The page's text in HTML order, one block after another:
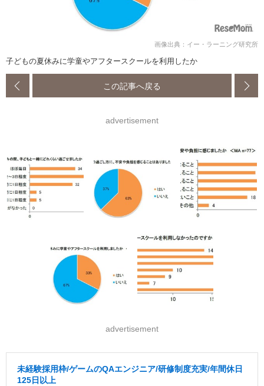
画像出典：イー・ラーニング研究所
子どもの夏休みに学童やアフタースクールを利用したか
この記事へ戻る
advertisement
advertisement
未経験採用枠/ゲームのQAエンジニア/研修制度充実/年間休日
125日以上